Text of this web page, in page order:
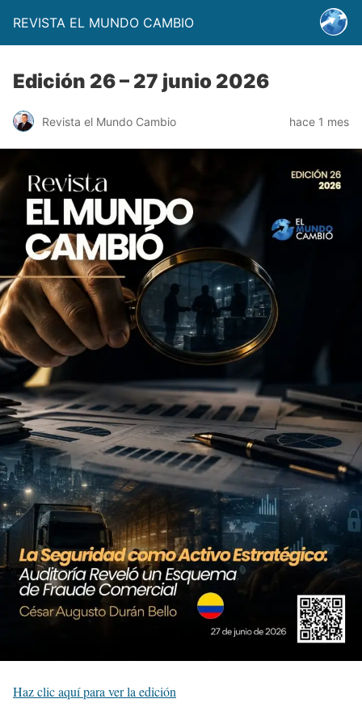
REVISTA EL MUNDO CAMBIO
Edición 26 – 27 junio 2026
Revista el Mundo Cambio hace 1 mes
Haz clic aquí para ver la edición